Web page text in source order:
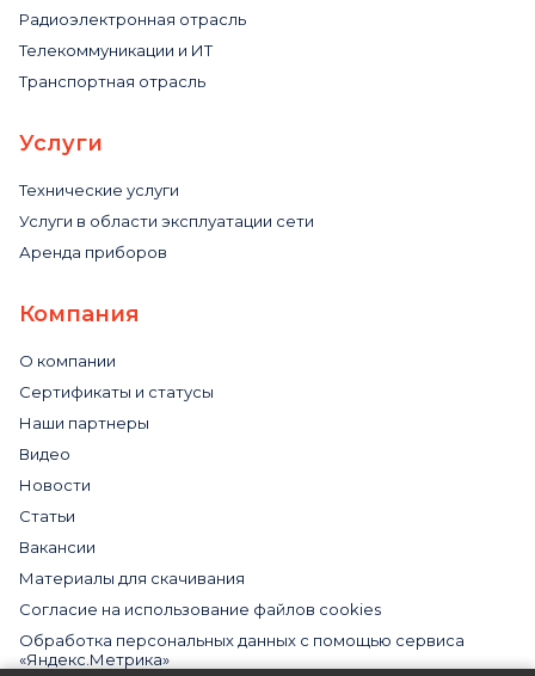
Радиоэлектронная отрасль
Телекоммуникации и ИТ
Транспортная отрасль
Услуги
Технические услуги
Услуги в области эксплуатации сети
Аренда приборов
Компания
О компании
Сертификаты и статусы
Наши партнеры
Видео
Новости
Статьи
Вакансии
Материалы для скачивания
Cогласие на использование файлов cookies
Обработка персональных данных с помощью сервиса
«Яндекс.Метрика»